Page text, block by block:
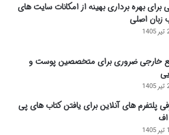
برای بهره برداری بهینه از امکانات سایت های
زبان اصلی
خارجی ضروری برای متخصصین پوست و
پلتفرم های آنلاین برای یافتن کتاب های پی